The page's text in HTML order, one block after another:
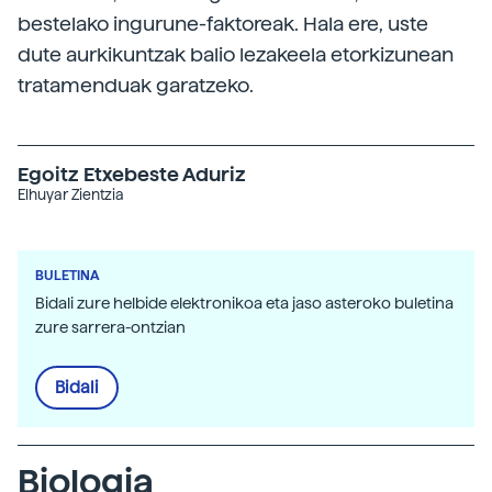
bestelako ingurune-faktoreak. Hala ere, uste
dute aurkikuntzak balio lezakeela etorkizunean
tratamenduak garatzeko.
Egoitz Etxebeste Aduriz
Elhuyar Zientzia
BULETINA
Bidali zure helbide elektronikoa eta jaso asteroko buletina
zure sarrera-ontzian
Bidali
Biologia